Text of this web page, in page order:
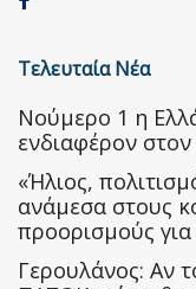
Τελευταία Νέα
Nούμερο 1 η
ενδιαφέρον
«Ήλιος,
ανάμεσα στους
προορισμούς για
Γερουλάνος: Αν